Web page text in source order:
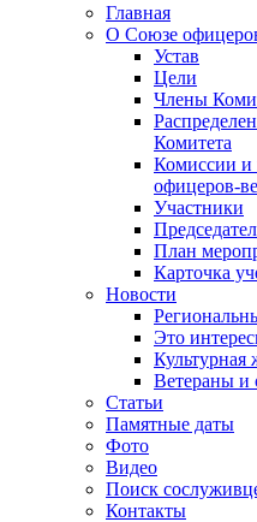
Главная
О Союзе
Устав
Цели
Члены
Комитета
Комиссии и
офицеров-
Участники
План
Карточка
Новости
Это
Культурная
Ветераны и
Статьи
Памятные даты
Фото
Видео
Поиск
Контакты